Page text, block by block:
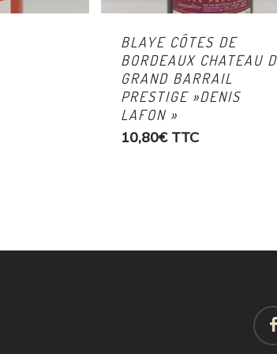
BLAYE CÔTES DE
BORDEAUX CHATEAU
GRAND BARRAIL
PRESTIGE »DENIS
LAFON »
10,80€ TTC